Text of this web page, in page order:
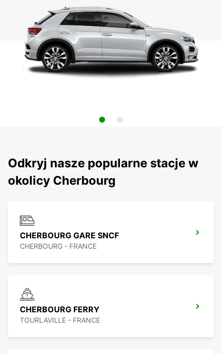
Odkryj nasze popularne stacje w
okolicy Cherbourg
CHERBOURG GARE SNCF
CHERBOURG - FRANCE
CHERBOURG FERRY
TOURLAVILLE - FRANCE